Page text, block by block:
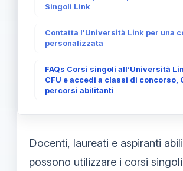
Singoli Link
Contatta l'Università Link per una
personalizzata
FAQs Corsi singoli all’Università
CFU e accedi a classi di concorso,
percorsi abilitanti
Docenti, laureati e aspiranti
possono utilizzare i corsi